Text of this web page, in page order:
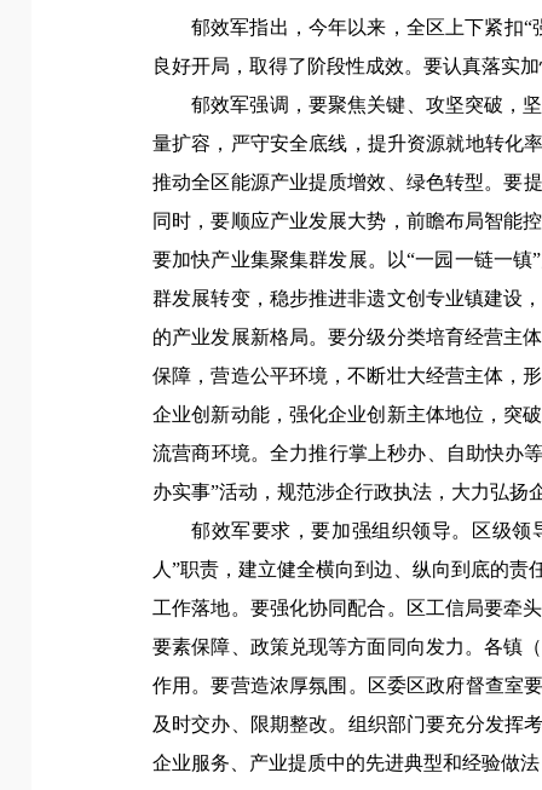
郁效军指出， 今年以来，全区上下紧扣
良好开局，取得了阶段性成效。要认真落实
郁效军强调， 要聚焦关键、攻坚突破，
量扩容，严守安全底线，提升资源就地转化
推动全区能源产业提质增效、绿色转型。要
同时，要顺应产业发展大势，前瞻布局智能
要加快产业集聚集群发展。以“一园一链一
群发展转变，稳步推进非遗文创专业镇建设
的产业发展新格局。要分级分类培育经营主
保障，营造公平环境，不断壮大经营主体，
企业创新动能，强化企业创新主体地位，突
流营商环境。全力推行掌上秒办、自助快办
办实事”活动，规范涉企行政执法，大力弘扬
郁效军要求，要加强组织领导。区级领
人”职责，建立健全横向到边、纵向到底的
工作落地。 要强化协同配合。区工信局要牵
要素保障、政策兑现等方面同向发力。各镇
作用。要营造浓厚氛围。区委区政府督查室
及时交办、限期整改。组织部门要充分发挥
企业服务、产业提质中的先进典型和经验做